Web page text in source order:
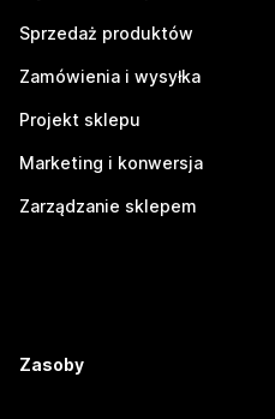
Sprzedaż produktów
Zamówienia i wysyłka
Projekt sklepu
Marketing i konwersja
Zarządzanie sklepem
Zasoby